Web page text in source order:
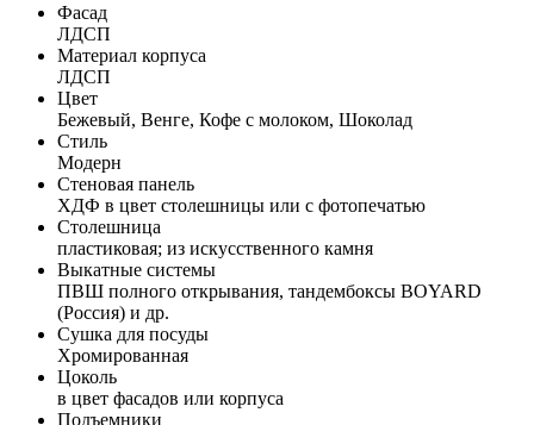
Фасад
ЛДСП
Материал корпуса
ЛДСП
Цвет
Бежевый, Венге, Кофе с молоком, Шоколад
Стиль
Модерн
Стеновая панель
ХДФ в цвет столешницы или с фотопечатью
Столешница
пластиковая; из искусственного камня
Выкатные системы
ПВШ полного открывания, тандембоксы BOYARD
(Россия) и др.
Сушка для посуды
Хромированная
Цоколь
в цвет фасадов или корпуса
Подъемники